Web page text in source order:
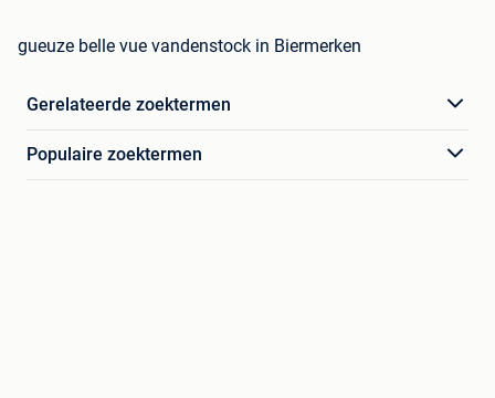
gueuze belle vue vandenstock in Biermerken
Gerelateerde zoektermen
Populaire zoektermen